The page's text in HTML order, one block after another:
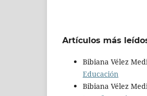
Artículos más
Bibiana Vélez
Educación
Bibiana Vélez